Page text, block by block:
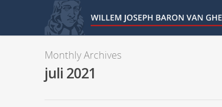
Monthly Archives
juli 2021